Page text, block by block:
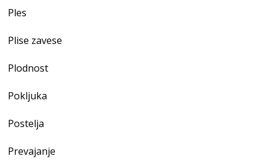
Ples
Plise zavese
Plodnost
Pokljuka
Postelja
Prevajanje